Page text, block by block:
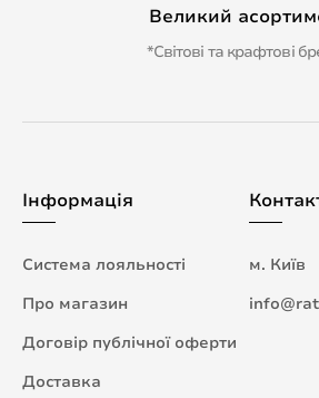
Великий
*Світові та крафтові
Інформація
Система лояльності
Про магазин
Договір публічної оферти
Доставка
м. Київ